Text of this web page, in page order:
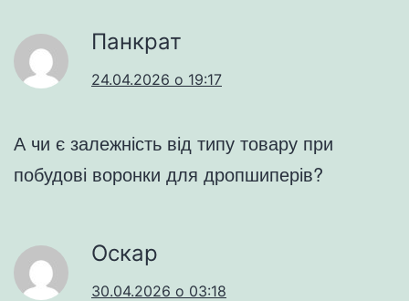
Панкрат
24.04.2026 о 19:17
А чи є залежність від типу товару при
побудові воронки для дропшиперів?
Оскар
30.04.2026 о 03:18